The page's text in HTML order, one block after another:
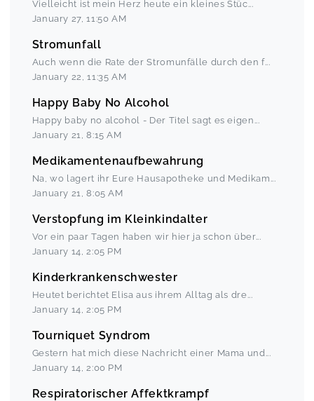
Vielleicht ist mein Herz heute ein kleines Stüc...
January 27 ,11:50 AM
Stromunfall
Auch wenn die Rate der Stromunfälle durch den f...
January 22 ,11:35 AM
Happy Baby No Alcohol
Happy baby no alcohol - Der Titel sagt es eigen ...
January 21
,8:15 AM
Medikamentenaufbewahrung
Na, wo lagert ihr Eure Hausapotheke und Medikam ...
January 21
,8:05 AM
Verstopfung im Kleinkindalter
Vor ein paar Tagen haben wir hier ja schon über...
January 14
2:05 PM
Kinderkrankenschwester
Heutet berichtet Elisa aus ihrem Alltag als dre...
January 14
2:05 PM
Tourniquet Syndrom
Gestern hat mich diese Nachricht einer Mama und ...
January 14
2:00 PM
Respiratorischer Affektkrampf